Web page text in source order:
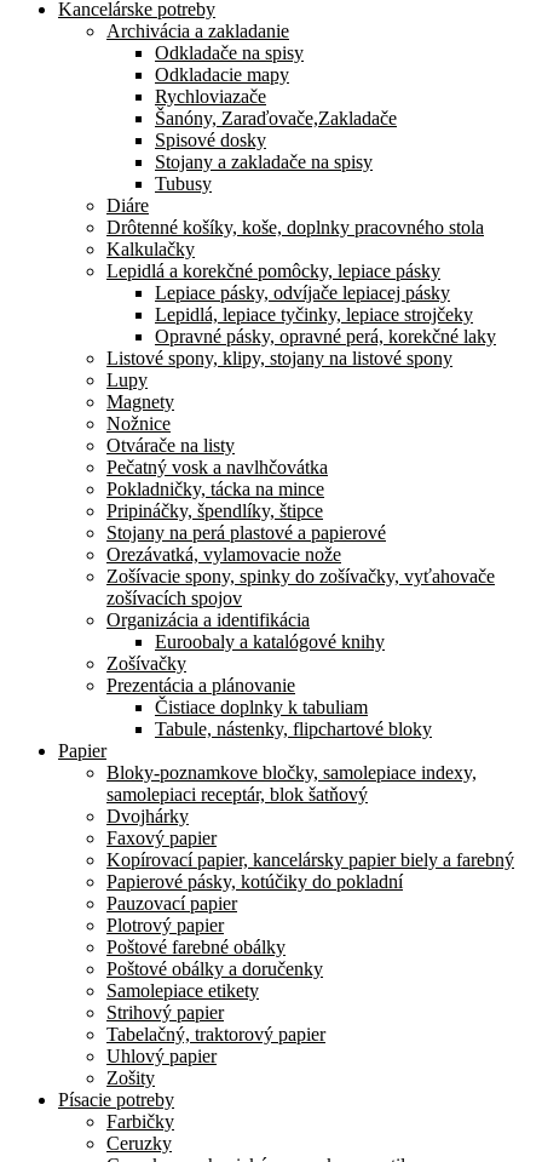
Kancelárske potreby
Archivácia a zakladanie
Odkladače na spisy
Odkladacie mapy
Rychloviazače
Šanóny, Zaraďovače,Zakladače
Spisové dosky
Stojany a zakladače na spisy
Tubusy
Diáre
Drôtenné košíky, koše, doplnky pracovného stola
Kalkulačky
Lepidlá a korekčné pomôcky, lepiace pásky
Lepiace pásky, odvíjače lepiacej pásky
Lepidlá, lepiace tyčinky, lepiace strojčeky
Opravné pásky, opravné perá, korekčné laky
Listové spony, klipy, stojany na listové spony
Lupy
Magnety
Nožnice
Otvárače na listy
Pečatný vosk a navlhčovátka
Pokladničky, tácka na mince
Pripináčky, špendlíky, štipce
Stojany na perá plastové a papierové
Orezávatká, vylamovacie nože
Zošívacie spony, spinky do zošívačky, vyťahovače
zošívacích spojov
Organizácia a identifikácia
Euroobaly a katalógové knihy
Zošívačky
Prezentácia a plánovanie
Čistiace doplnky k tabuliam
Tabule, nástenky, flipchartové bloky
Papier
Bloky-poznamkove bločky, samolepiace indexy,
samolepiaci receptár, blok šatňový
Dvojhárky
Faxový papier
Kopírovací papier, kancelársky papier biely a farebný
Papierové pásky, kotúčiky do pokladní
Pauzovací papier
Plotrový papier
Poštové farebné obálky
Poštové obálky a doručenky
Samolepiace etikety
Strihový papier
Tabelačný, traktorový papier
Uhlový papier
Zošity
Písacie potreby
Farbičky
Ceruzky